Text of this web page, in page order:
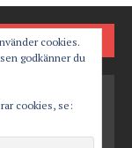
cookies.
godkänner du
cookies, se: